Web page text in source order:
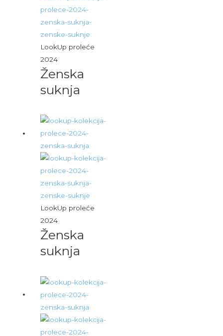
LookUp proleće
2024
Ženska
suknja
LookUp proleće
2024
Ženska
suknja